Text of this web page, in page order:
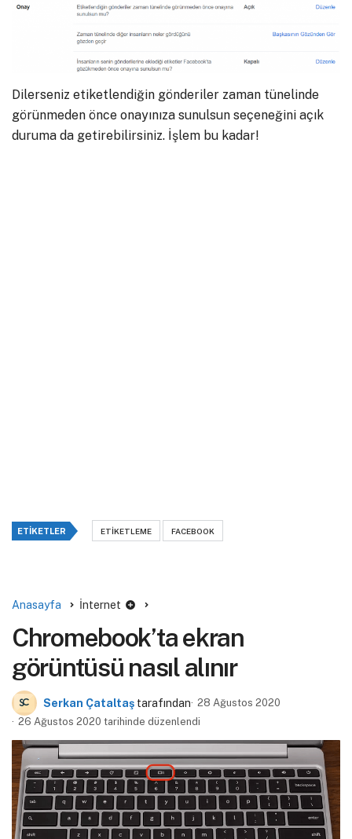
Dilerseniz etiketlendiğin gönderiler zaman tünelinde
görünmeden önce onayınıza sunulsun seçeneğini açık
duruma da getirebilirsiniz. İşlem bu kadar!
ETIKETLER ETIKETLEME FACEBOOK
Anasayfa İnternet
Chromebook’ta ekran
görüntüsü nasıl alınır
Serkan Çataltaş tarafından 28 Ağustos 2020
26 Ağustos 2020 tarihinde düzenlendi